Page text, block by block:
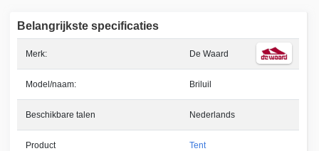
Belangrijkste specificaties
Merk: De Waard
Model/naam: Briluil
Beschikbare talen Nederlands
Product Tent